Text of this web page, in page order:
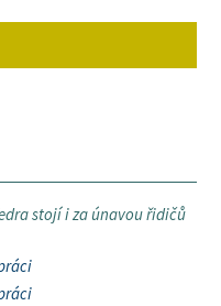
stojí i za únavou řidičů